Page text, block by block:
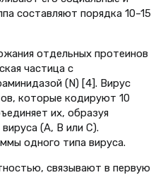
составляют порядка 10–15
отдельных протеинов
частица с
(N) [4]. Вирус
которые кодируют 10
их, образуя
(А, В или С).
одного типа вируса.
связывают в первую